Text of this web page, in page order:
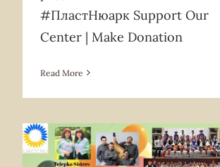
#ПластНюарк Support Our
Center | Make Donation
Read More